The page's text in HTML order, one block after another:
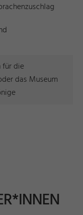
die
das Museum